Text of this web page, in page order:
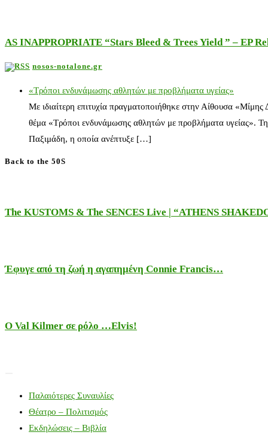
AS INAPPROPRIATE “Stars Bleed & Trees Yield ” – EP
nosos-notalone.gr
«Τρόποι ενδυνάμωσης αθλητών με προβλήματα υγείας»
Με ιδιαίτερη επιτυχία πραγματοποιήθηκε στην Αίθουσα
θέμα «Τρόποι ενδυνάμωσης αθλητών με προβλήματα υγείας».
Παξιμάδη, η οποία ανέπτυξε […]
Back to the 50S
The KUSTOMS & The SENCES Live | “ATHENS
Έφυγε από τη ζωή η αγαπημένη Connie Francis…
Ο Val Kilmer σε ρόλο …Elvis!
Παλαιότερες Συναυλίες
Θέατρο – Πολιτισμός
Εκδηλώσεις – Βιβλία